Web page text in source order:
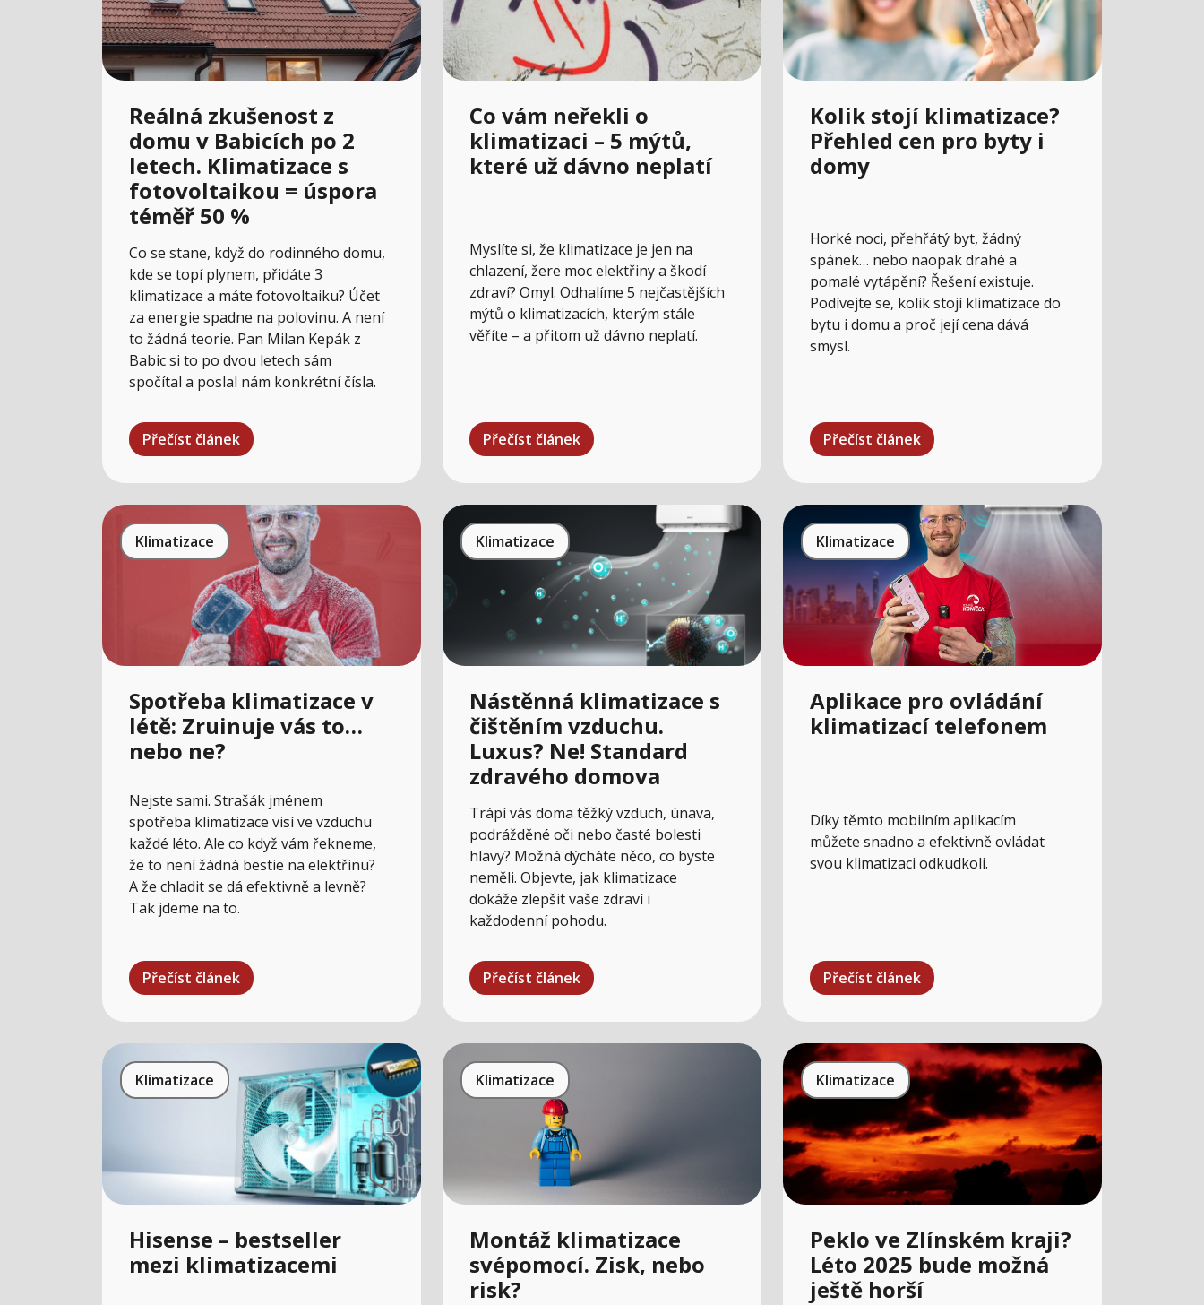
Reálná zkušenost z
domu v Babicích po 2
letech. Klimatizace s
fotovoltaikou = úspora
téměř 50 %
Co se stane, když do rodinného domu,
kde se topí plynem, přidáte 3
klimatizace a máte fotovoltaiku? Účet
za energie spadne na polovinu. A není
to žádná teorie. Pan Milan Kepák z
Babic si to po dvou letech sám
spočítal a poslal nám konkrétní čísla.
Přečíst článek
Co vám neřekli o
klimatizaci – 5 mýtů,
které už dávno neplatí
Myslíte si, že klimatizace je jen na
chlazení, žere moc elektřiny a škodí
zdraví? Omyl. Odhalíme 5 nejčastějších
mýtů o klimatizacích, kterým stále
věříte – a přitom už dávno neplatí.
Přečíst článek
Kolik stojí klimatizace?
Přehled cen pro byty i
domy
Horké noci, přehřátý byt, žádný
spánek… nebo naopak drahé a
pomalé vytápění? Řešení existuje.
Podívejte se, kolik stojí klimatizace do
bytu i domu a proč její cena dává
smysl.
Přečíst článek
Klimatizace
Spotřeba klimatizace v
létě: Zruinuje vás to…
nebo ne?
Nejste sami. Strašák jménem
spotřeba klimatizace visí ve vzduchu
každé léto. Ale co když vám řekneme,
že to není žádná bestie na elektřinu?
A že chladit se dá efektivně a levně?
Tak jdeme na to.
Přečíst článek
Klimatizace
Nástěnná klimatizace s
čištěním vzduchu.
Luxus? Ne! Standard
zdravého domova
Trápí vás doma těžký vzduch, únava,
podrážděné oči nebo časté bolesti
hlavy? Možná dýcháte něco, co byste
neměli. Objevte, jak klimatizace
dokáže zlepšit vaše zdraví i
každodenní pohodu.
Přečíst článek
Klimatizace
Aplikace pro ovládání
klimatizací telefonem
Díky těmto mobilním aplikacím
můžete snadno a efektivně ovládat
svou klimatizaci odkudkoli.
Přečíst článek
Klimatizace
Hisense – bestseller
mezi klimatizacemi
Klimatizace
Montáž klimatizace
svépomocí. Zisk, nebo
risk?
Klimatizace
Peklo ve Zlínském kraji?
Léto 2025 bude možná
ještě horší